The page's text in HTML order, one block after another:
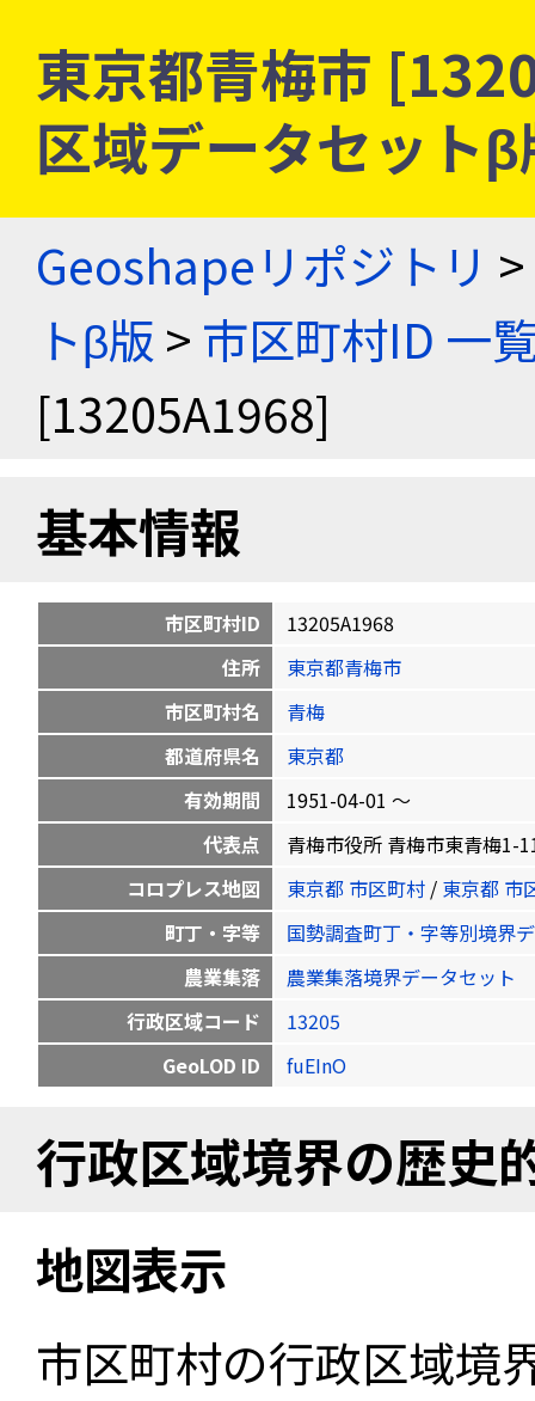
東京都青梅市
区域データセット
Geoshapeリポジトリ >
トβ版 > 市区町村ID 一
[13205A1968]
基本情報
市区町村ID
13205A1968
住所
東京都青梅市
市区町村名
青梅
都道府県名
東京都
有効期間
1951-04-01 〜
代表点
青梅市役所 青梅市東青梅1-
コロプレス地図
東京都 市区町村 / 東京都 市
町丁・字等
国勢調査町丁・字等別境界
農業集落
農業集落境界データセット
行政区域コード
13205
GeoLOD ID
fuEInO
行政区域境界の歴史
地図表示
市区町村の行政区域境